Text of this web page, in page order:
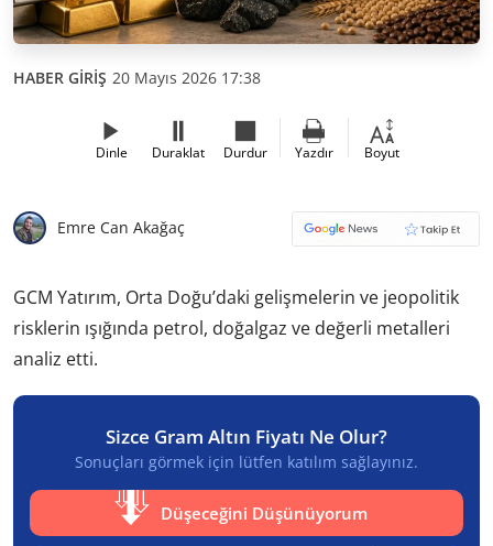
HABER GİRİŞ 20 Mayıs 2026 17:38
Dinle Duraklat Durdur Yazdır Boyut
Emre Can Akağaç
GCM Yatırım, Orta Doğu’daki gelişmelerin ve jeopolitik
risklerin ışığında petrol, doğalgaz ve değerli metalleri
analiz etti.
Sizce Gram Altın Fiyatı Ne Olur?
Sonuçları görmek için lütfen katılım sağlayınız.
Düşeceğini Düşünüyorum